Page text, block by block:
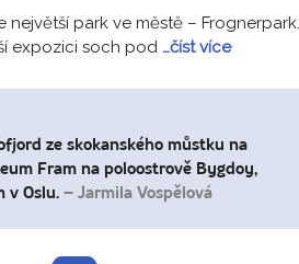
největší park ve městě – Frognerpark.
expozici soch pod …číst více
ze skokanského můstku na
Fram na poloostrově Bygdoy,
v Oslu. – Jarmila Vospělová